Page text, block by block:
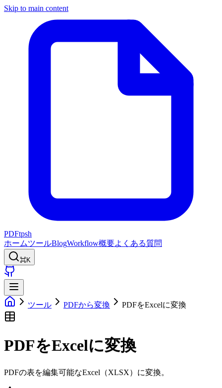
Skip to main content
PDFtpsh
ホームツールBlogWorkflow概要よくある質問
⌘K
ツール PDFから変換 PDFをExcelに変換
PDFをExcelに変換
PDFの表を編集可能なExcel（XLSX）に変換。